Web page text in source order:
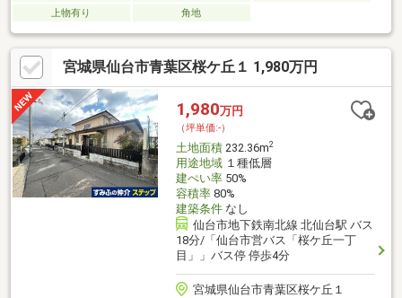
上物有り
角地
宮城県仙台市青葉区桜ケ丘１ 1,980万円
1,980万円
（坪単価:-）
土地面積232.36m2
用途地域１種低層
建ぺい率50%
容積率80%
建築条件なし
仙台市地下鉄南北線 北仙台駅 バス
18分/「仙台市営バス「桜ケ丘一丁
目」」バス停 停歩4分
宮城県仙台市青葉区桜ケ丘１